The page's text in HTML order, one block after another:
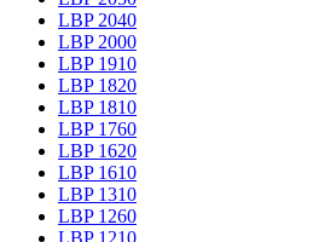
LBP 2040
LBP 2000
LBP 1910
LBP 1820
LBP 1810
LBP 1760
LBP 1620
LBP 1610
LBP 1310
LBP 1260
LBP 1210